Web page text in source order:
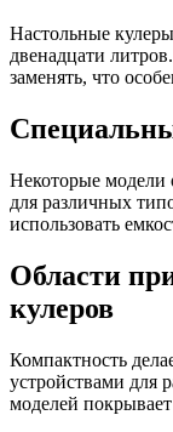
Настольные
двенадцати
заменять, что
Некоторые модели
для различных
использовать
Области
кулеров
Компактность
устройствами для
моделей